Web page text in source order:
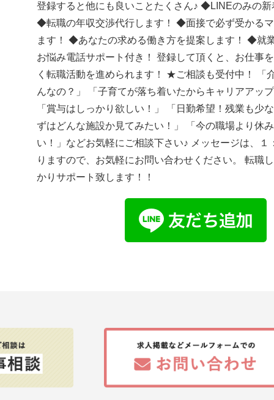
登録すると他にも良いことたくさん♪ ◆LINEのみの
◆転職の年収交渉代行します！ ◆面接で必ず受かる
ます！ ◆あなたの求める働き方を提案します！ ◆就
お悩み電話サポート付き！ 登録して頂くと、お仕事
く転職活動を進められます！ ★ご相談も受付中！ 「
んなの？」 「子育てが落ち着いたからキャリアアッ
「賞与はしっかり欲しい！」 「日勤希望！残業も少
ずはどんな施設か見てみたい！」 「今の職場より休
い！」などお気軽にご相談下さい♪ メッセージは、１
りますので、お気軽にお問い合わせください。 転職
かりサポート致します！！